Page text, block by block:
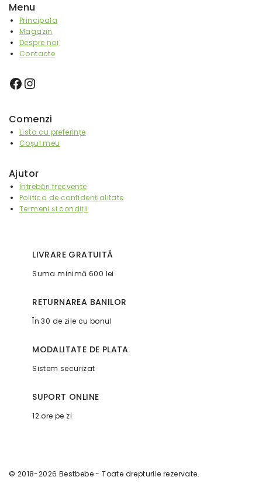
Menu
Principala
Magazin
Despre noi
Contacte
Comenzi
Lista cu preferințe
Coșul meu
Ajutor
Întrebări frecvente
Politica de confidențialitate
Termeni și condiții
LIVRARE GRATUITĂ
Suma minimă 600 lei
RETURNAREA BANILOR
În 30 de zile cu bonul
MODALITATE DE PLATA
Sistem securizat
SUPORT ONLINE
12 ore pe zi
© 2018-2026 Bestbebe - Toate drepturile rezervate.